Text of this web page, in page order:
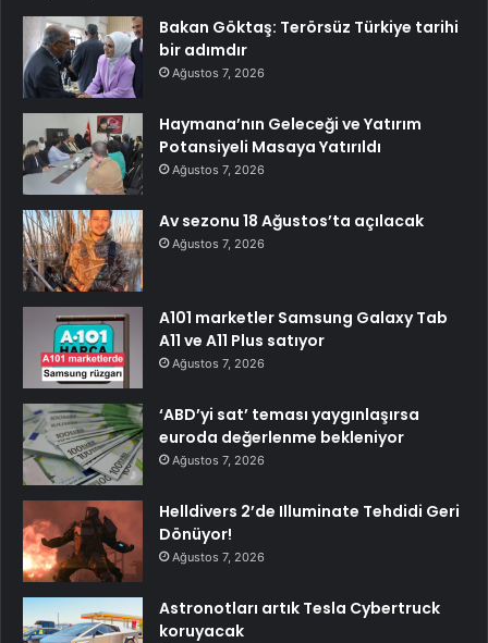
Bakan Göktaş: Terörsüz Türkiye tarihi
bir adımdır
Ağustos 7, 2026
Haymana’nın Geleceği ve Yatırım
Potansiyeli Masaya Yatırıldı
Ağustos 7, 2026
Av sezonu 18 Ağustos’ta açılacak
Ağustos 7, 2026
A101 marketler Samsung Galaxy Tab
A11 ve A11 Plus satıyor
Ağustos 7, 2026
‘ABD’yi sat’ teması yaygınlaşırsa
euroda değerlenme bekleniyor
Ağustos 7, 2026
Helldivers 2’de Illuminate Tehdidi Geri
Dönüyor!
Ağustos 7, 2026
Astronotları artık Tesla Cybertruck
koruyacak